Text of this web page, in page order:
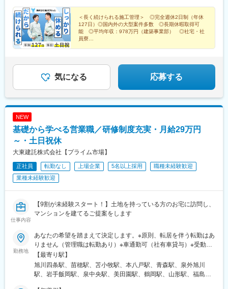
＜長く続けられる施工管理＞ ◎完全週休2日制（年休
127日）◎国内外の大型案件多数 ◎長期休暇取得可
能 ◎平均年収：978万円（建築事業部） ◎社宅・社
員寮
気になる 応募する
NEW
基礎から学べる営業職／研修制度充実・月給29万円
～・土日祝休
大東建託株式会社【プライム市場】
正社員 転勤なし 上場企業 5名以上採用
職種未経験歓迎
業種未経験歓迎
仕事内容
【9割が未経験スタート！】土地を持っている方のお宅に訪問し、
マンションを建てるご提案をします
勤務地
あなたの希望を踏まえて決定します。※原則、転居を伴う転勤はあ
りません（管理職は転勤あり）※車通勤可（社有車貸与）※受動喫
煙対策あり※支店ごと常に募集人数の変動があります。配属希望支
店の空き状況は、ご応募時にご確認ください【本社】東京都港区
港南2-16-1 品川イーストワンタワー21～24階（各線「品川駅」
【最寄り駅】
旭川四条駅、苗穂駅、苫小牧駅、本八戸駅、青森駅、泉外旭川
駅、岩手飯岡駅、泉中央駅、美田園駅、鶴岡駅、山形駅、福島駅